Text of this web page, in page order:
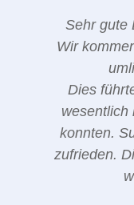
Sehr gute
Wir
Dies
wesentlich
konnten.
zufrieden.